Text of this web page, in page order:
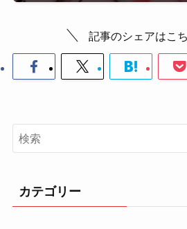
記事のシェアはこ
カテゴリー